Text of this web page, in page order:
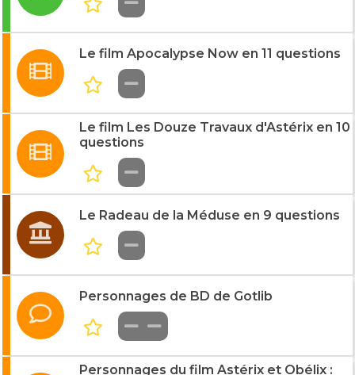
Le film Apocalypse Now en 11 questions
Le film Les Douze Travaux d'Astérix en 10
questions
Le Radeau de la Méduse en 9 questions
Personnages de BD de Gotlib
Personnages du film Astérix et Obélix :